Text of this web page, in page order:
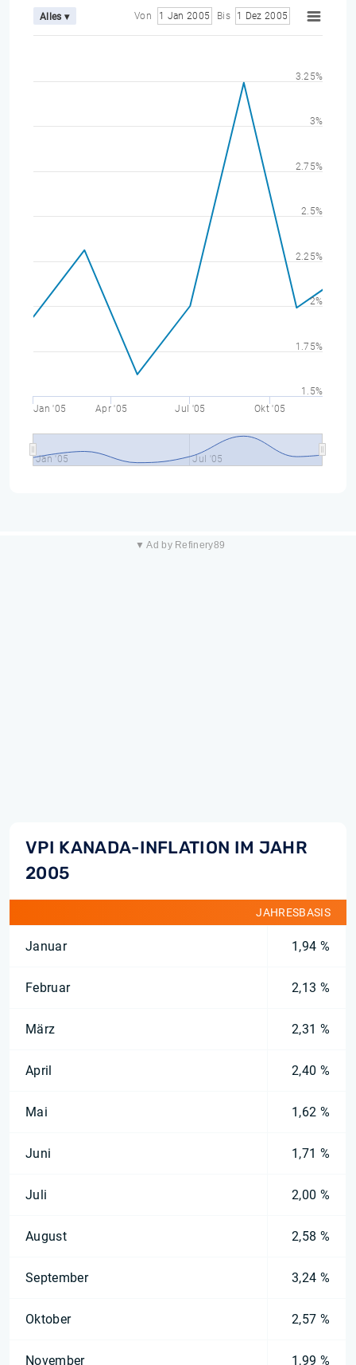
Alles ▾ Von 1 Jan 2005 Bis 1 Dez 2005
Jan '05 Apr '05 Jul '05 Okt '05
Jan '05 Jul '05
1.5%
1.75%
2%
2.25%
2.5%
2.75%
3%
3.25%
▼ Ad by Refinery89
VPI KANADA-INFLATION IM JAHR
2005
JAHRESBASIS
Januar 1,94 %
Februar 2,13 %
März 2,31 %
April 2,40 %
Mai 1,62 %
Juni 1,71 %
Juli 2,00 %
August 2,58 %
September 3,24 %
Oktober 2,57 %
November 1,99 %